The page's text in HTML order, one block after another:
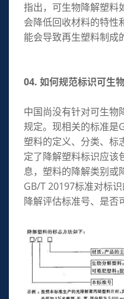
指出，可生物降解塑料
会降低回收材料的特性
能会导致再生塑料制成
04. 如何规范标识可生
中国尚没有针对可生物
规定。现相关的标准
塑料的定义、分类、标
定了降解塑料标识应该
息，塑料的降解类别或
GB/T 20197标准对标识
降解评估标准号、是否